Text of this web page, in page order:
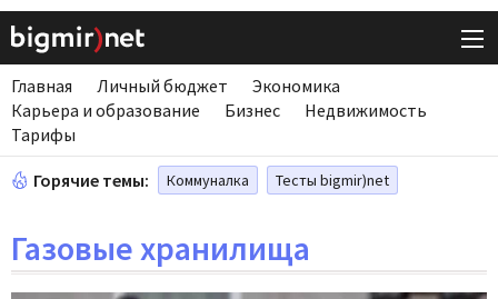
Главная Личный бюджет
Экономика
Карьера и образование
Бизнес
Недвижимость
Тарифы
Горячие темы: Коммуналка Тесты bigmir)net
Газовые хранилища